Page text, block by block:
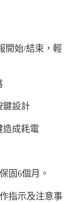
開始/結束，輕
鍵設計
造成耗電
固6個月。
指示及注意事